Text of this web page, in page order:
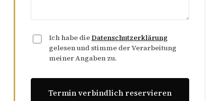
Ich habe dieDatenschutzerklärung
gelesen und stimme der Verarbeitung
meiner Angaben zu.
Termin verbindlich reservieren